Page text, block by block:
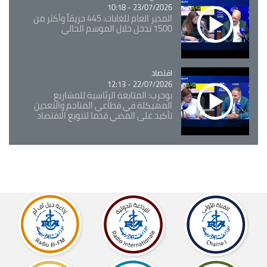
23/07/2026 - 10:18
المدير العام للغابات: 445 حريقاً وأكثر من
1500 تدخل خلال الموسم الحالي
Catégorie
اقتصاد
22/07/2026 - 12:13
بوحرب: المتابعة الرئاسية للمشاريع
المهيكلة في قطاعي المناجم والتعدين
تأكيد على المضي قدما لتنويع الاقتصاد